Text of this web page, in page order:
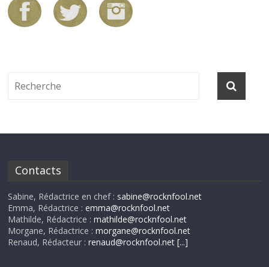
Contacts
Sabine, Rédactrice en chef : sabine@rocknfool.net
Emma, Rédactrice :emma@rocknfool.net
Mathilde, Rédactrice :mathilde@rocknfool.net
Morgane, Rédactrice :morgane@rocknfool.net
Renaud, Rédacteur :renaud@rocknfool.net [...]